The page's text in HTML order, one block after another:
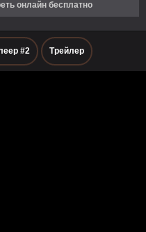
онлайн бесплатно
#2 Трейлер